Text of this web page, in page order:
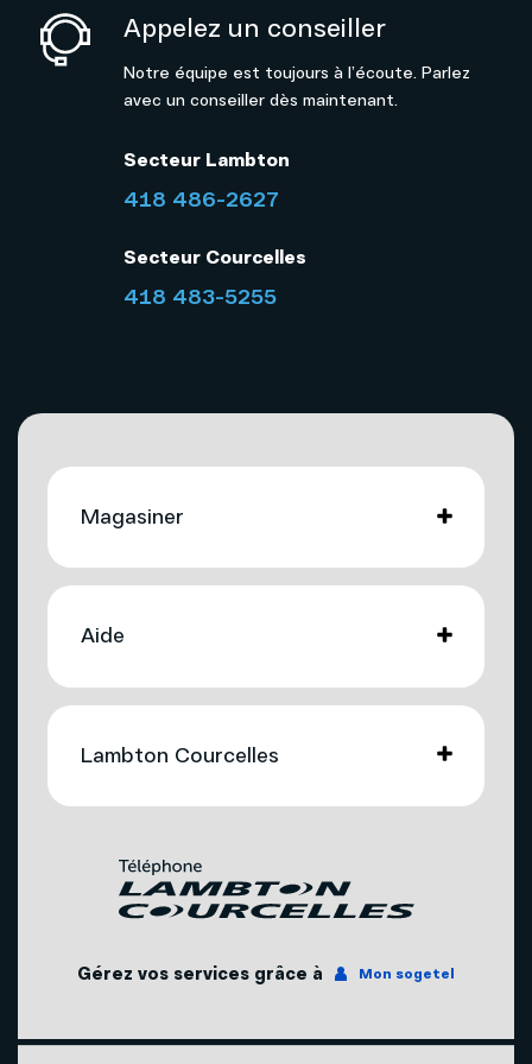
Appelez un conseiller
Notre équipe est toujours à l’écoute. Parlez
avec un conseiller dès maintenant.
Secteur Lambton
418 486-2627
Secteur Courcelles
418 483-5255
Magasiner
Mobilité
Téléphonie
Promotions
Aide
Télévision
Lambton Courcelles
Nos succursales
Agents mobilité autorisés
Couverture du réseau
Gérez vos services grâce à Mon sogetel